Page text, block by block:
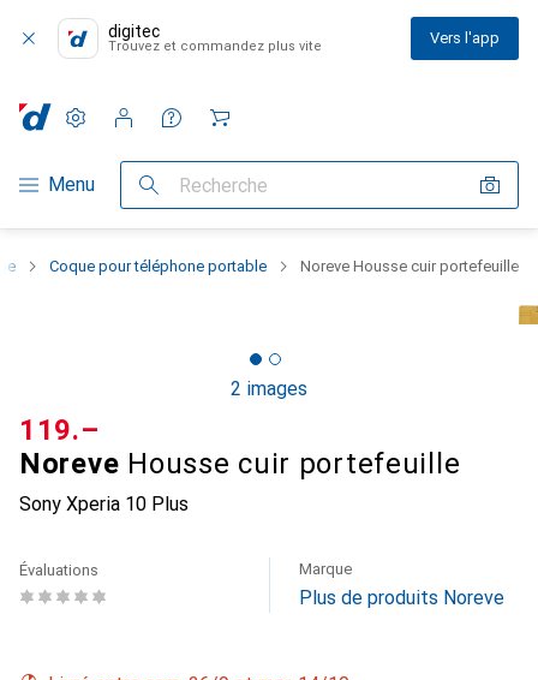
digitec
Trouvez et commandez plus vite Vers l'app
Navigation par catégorie
Menu Recherche
Paramètres
Compte client
Listes de comparaison
Listes d'envies
Panier
Coque pour téléphone portable Noreve Housse cuir portefeuille
2 images
Noreve Housse cuir portefeuille
Sony Xperia 10 Plus
CHF
119.–
Évaluations Marque
Plus de produits Noreve